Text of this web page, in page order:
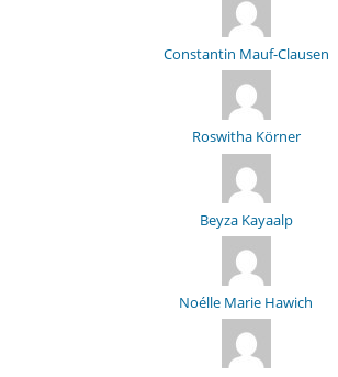
Constantin Mauf-Clausen
Roswitha Körner
Beyza Kayaalp
Noélle Marie Hawich